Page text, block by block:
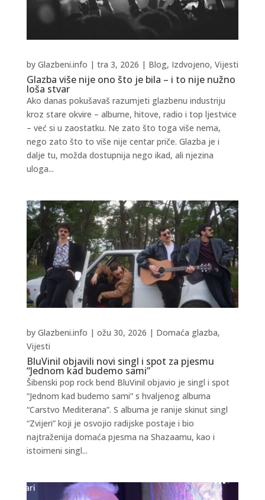
Glazba više nije ono što je bila – i to nije nužno
loša stvar
by Glazbeni.info | tra 3, 2026 | Blog, Izdvojeno, Vijesti
Ako danas pokušavaš razumjeti glazbenu industriju
kroz stare okvire – albume, hitove, radio i top ljestvice
– već si u zaostatku. Ne zato što toga više nema,
nego zato što to više nije centar priče. Glazba je i
dalje tu, možda dostupnija nego ikad, ali njezina
uloga...
BluVinil objavili novi singl i spot za pjesmu
“Jednom kad budemo sami”
by Glazbeni.info | ožu 30, 2026 | Domaća glazba,
Vijesti
Šibenski pop rock bend BluVinil objavio je singl i spot
“Jednom kad budemo sami” s hvaljenog albuma
“Carstvo Mediterana”. S albuma je ranije skinut singl
“Zvijeri” koji je osvojio radijske postaje i bio
najtraženija domaća pjesma na Shazaamu, kao i
istoimeni singl...